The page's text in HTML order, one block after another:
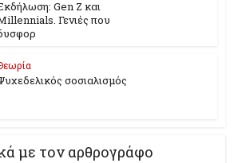
Gen Z και
Γενιές που
σοσιαλισμός
με τον αρθρογράφο